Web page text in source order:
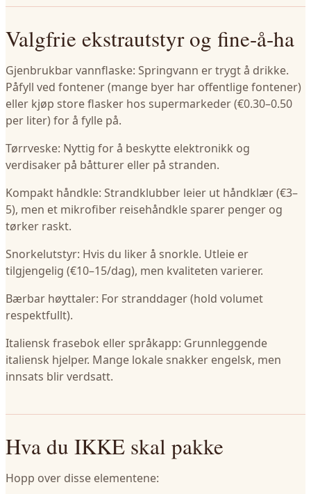
Valgfrie ekstrautstyr og fine-å-ha
Gjenbrukbar vannflaske: Springvann er trygt å drikke.
Påfyll ved fontener (mange byer har offentlige fontener)
eller kjøp store flasker hos supermarkeder (€0.30–0.50
per liter) for å fylle på.
Tørrveske: Nyttig for å beskytte elektronikk og
verdisaker på båtturer eller på stranden.
Kompakt håndkle: Strandklubber leier ut håndklær (€3–
5), men et mikrofiber reisehåndkle sparer penger og
tørker raskt.
Snorkelutstyr: Hvis du liker å snorkle. Utleie er
tilgjengelig (€10–15/dag), men kvaliteten varierer.
Bærbar høyttaler: For stranddager (hold volumet
respektfullt).
Italiensk frasebok eller språkapp: Grunnleggende
italiensk hjelper. Mange lokale snakker engelsk, men
innsats blir verdsatt.
Hva du IKKE skal pakke
Hopp over disse elementene: